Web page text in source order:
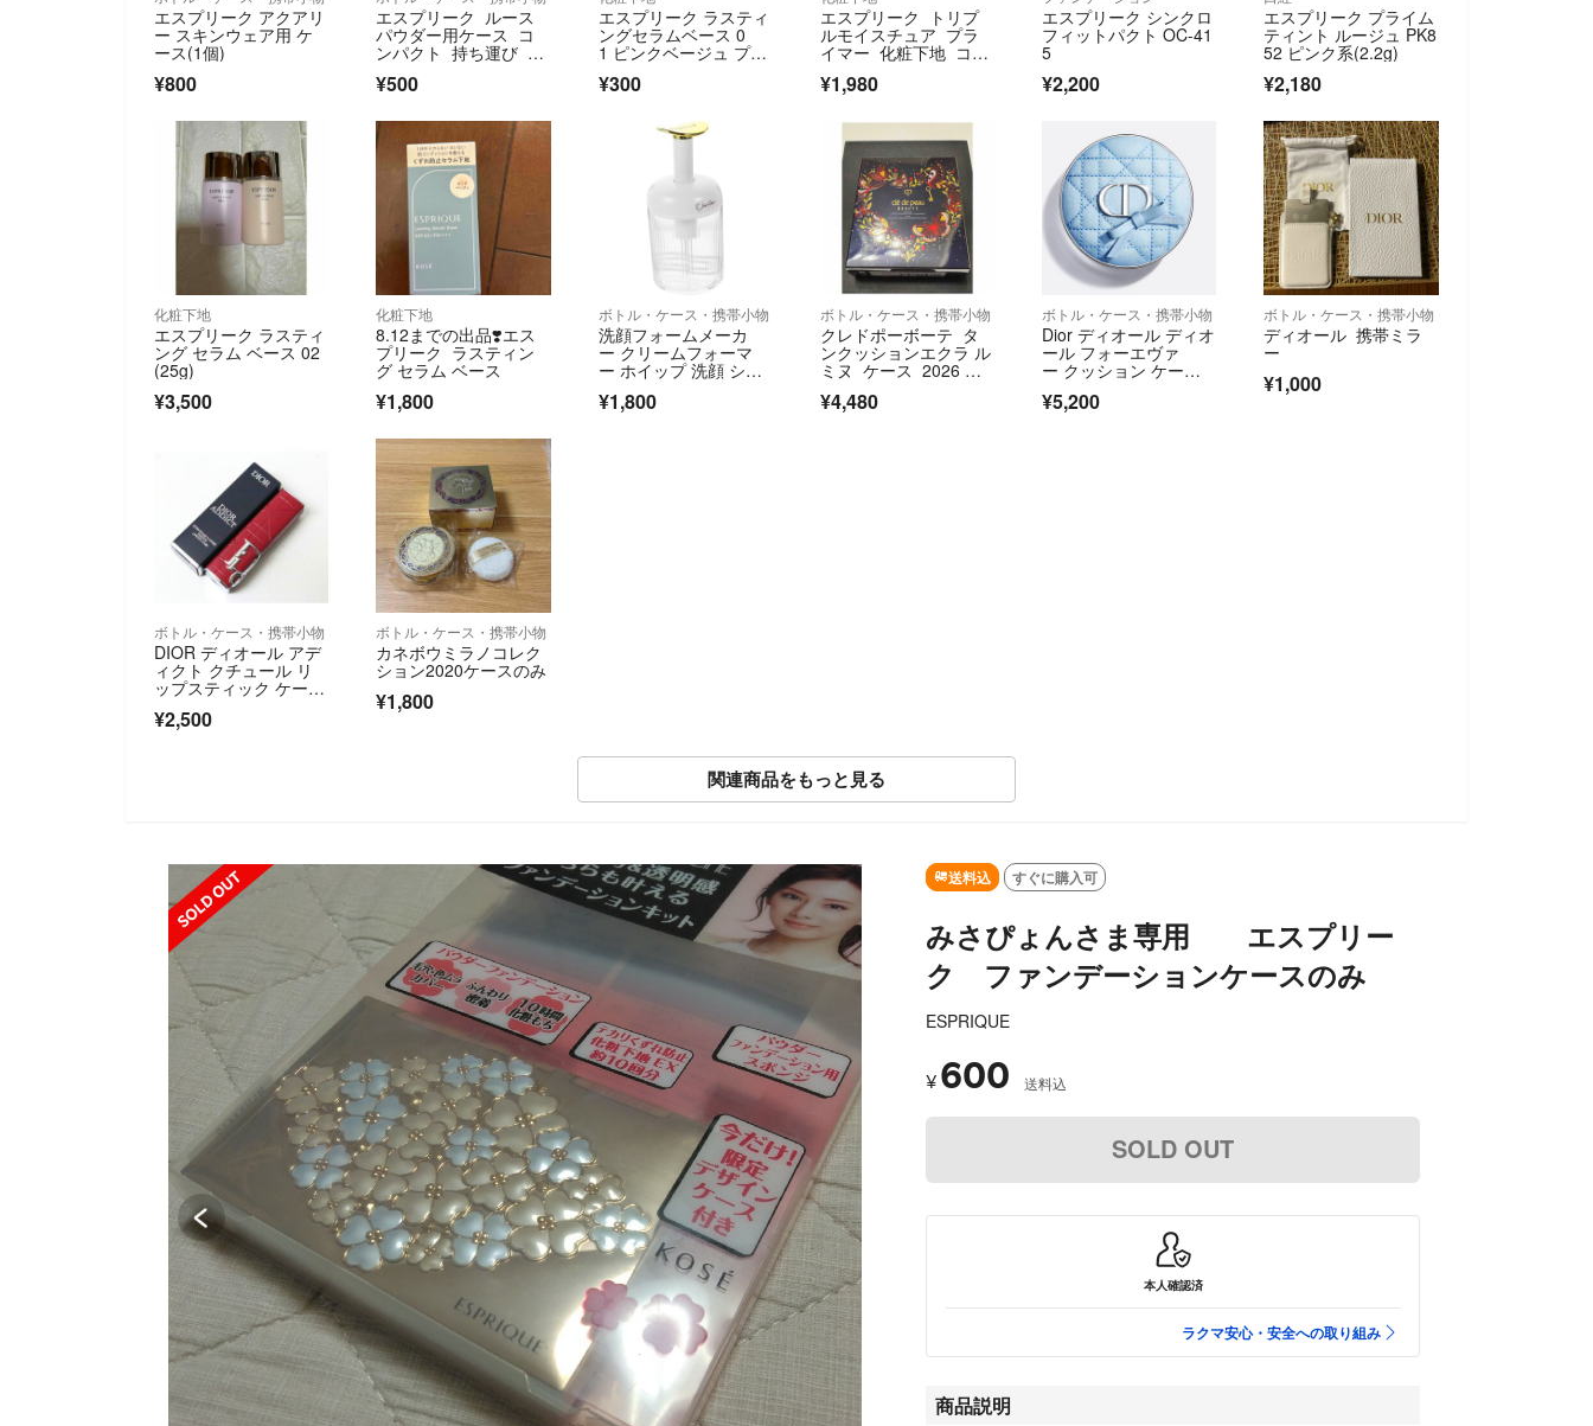
エスプリーク アクアリ
ー スキンウェア用 ケ
ース(1個)
¥800
エスプリーク ルース
パウダー用ケース コ
ンパクト 持ち運び 旅
行 詰め替え
¥500
エスプリーク ラスティ
ングセラムベース 0
1 ピンクベージュ プラ
イマー 下地
¥300
エスプリーク トリプ
ルモイスチュア プラ
イマー 化粧下地 コー
セー
¥1,980
エスプリーク シンクロ
フィットパクト OC-41
5
¥2,200
エスプリーク プライム
ティント ルージュ PK8
52 ピンク系(2.2g)
¥2,180
化粧下地
エスプリーク ラスティ
ング セラム ベース 02
(25g)
¥3,500
化粧下地
8.12までの出品❣️エス
プリーク ラスティン
グ セラム ベース
¥1,800
ボトル・ケース・携帯小物
洗顔フォームメーカ
ー クリームフォーマ
ー ホイップ 洗顔 シャ
¥1,800
ボトル・ケース・携帯小物
クレドポーボーテ タ
ンクッションエクラ ル
ミヌ ケース 2026 限
¥4,480
ボトル・ケース・携帯小物
Dior ディオール ディオ
ール フォーエヴァ
ー クッション ケー
¥5,200
ボトル・ケース・携帯小物
ディオール 携帯ミラ
ー
¥1,000
ボトル・ケース・携帯小物
DIOR ディオール アデ
ィクト クチュール リ
ップスティック ケー
¥2,500
ボトル・ケース・携帯小物
カネボウミラノコレク
ション2020ケースのみ
¥1,800
関連商品をもっと見る
送料込 すぐに購入可
みさぴょんさま専用 エスプリー
ク ファンデーションケースのみ
ESPRIQUE
¥ 600 送料込
SOLD OUT
本人確認済
ラクマ安心・安全への取り組み
商品説明